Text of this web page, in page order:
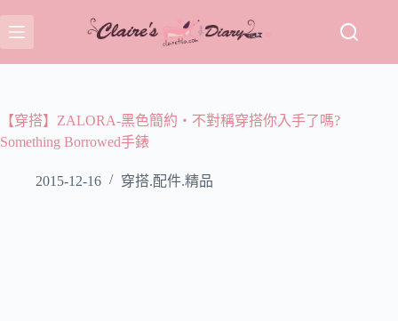
至
主
容【穿搭】ZALORA-黑色簡約‧不對稱穿搭你入手了嗎?
Something Borrowed手錶
2015-12-16 穿搭.配件.精品